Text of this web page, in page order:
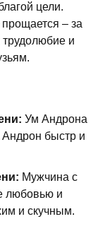
цели.
– за
трудолюбие и
Ум Андрона
Андрон быстр и
Мужчина с
любовью и
и скучным.